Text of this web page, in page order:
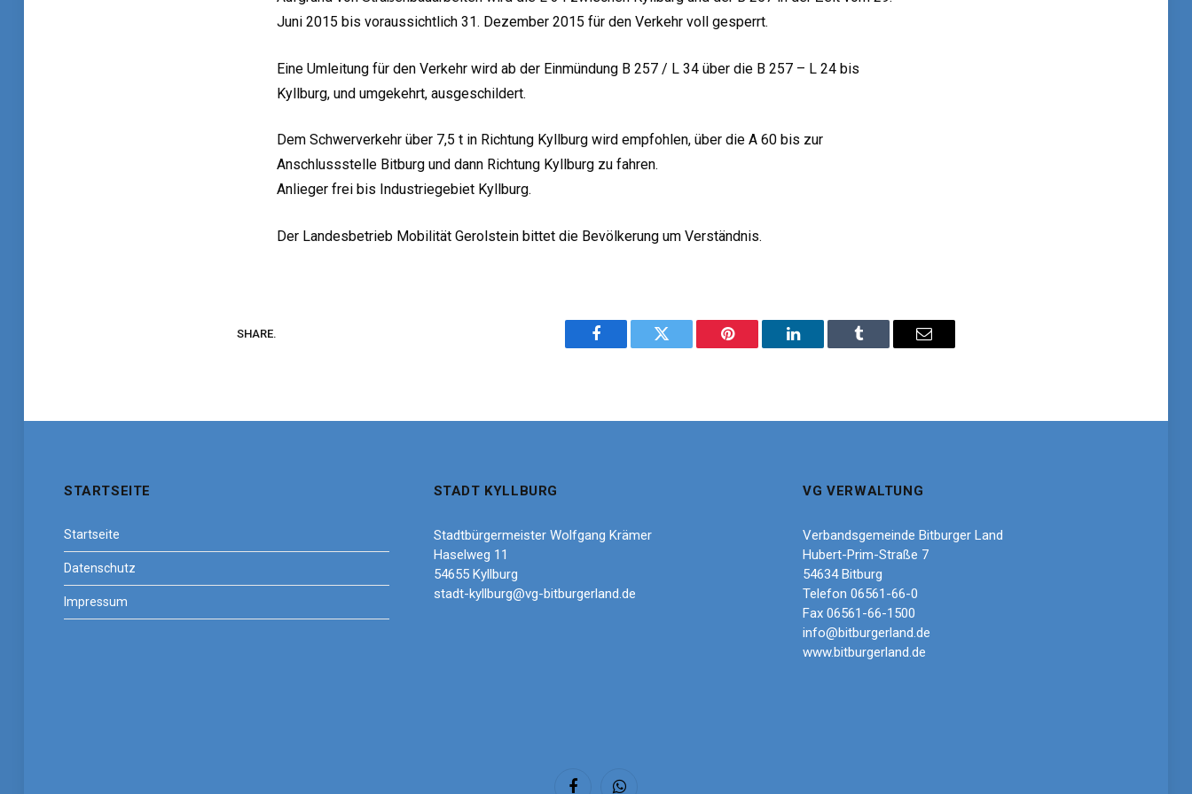
Juni 2015 bis voraussichtlich 31. Dezember 2015 für den Verkehr voll gesperrt.
Eine Umleitung für den Verkehr wird ab der Einmündung B 257 / L 34 über die B 257 – L 24 bis
Kyllburg, und umgekehrt, ausgeschildert.
Dem Schwerverkehr über 7,5 t in Richtung Kyllburg wird empfohlen, über die A 60 bis zur
Anschlussstelle Bitburg und dann Richtung Kyllburg zu fahren.
Anlieger frei bis Industriegebiet Kyllburg.
Der Landesbetrieb Mobilität Gerolstein bittet die Bevölkerung um Verständnis.
SHARE.
Facebook Twitter Pinterest LinkedIn Tumblr Email
STARTSEITE
Startseite
Datenschutz
Impressum
STADT KYLLBURG
Stadtbürgermeister Wolfgang Krämer
Haselweg 11
54655 Kyllburg
stadt-kyllburg@vg-bitburgerland.de
VG VERWALTUNG
Verbandsgemeinde Bitburger Land
Hubert-Prim-Straße 7
54634 Bitburg
Telefon 06561-66-0
Fax 06561-66-1500
info@bitburgerland.de
www.bitburgerland.de